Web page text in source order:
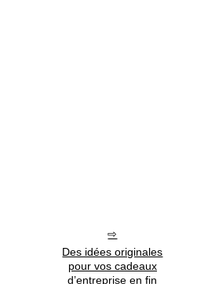
Des idées originales
pour vos cadeaux
d’entreprise en fin